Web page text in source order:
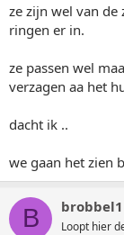
ze zijn wel van de
ringen er in.
ze passen wel
verzagen aa het
dacht ik ..
we gaan het zien
B brobbel1
Loopt hier